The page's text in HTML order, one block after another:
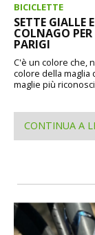
BICICLETTE
SETTE GIALLE
COLNAGO
PARIGI
C'è un colore che,
colore della maglia
maglie più
CONTINUA A